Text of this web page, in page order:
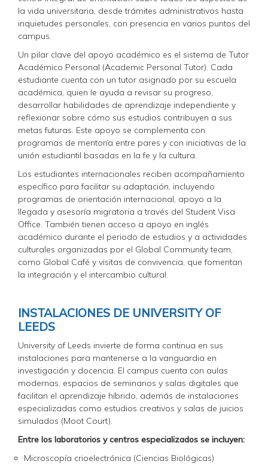
la vida universitaria, desde trámites administrativos hasta
inquietudes personales, con presencia en varios puntos del
campus.
Un pilar clave del apoyo académico es el sistema de Tutor
Académico Personal (Academic Personal Tutor). Cada
estudiante cuenta con un tutor asignado por su escuela
académica, quien le ayuda a revisar su progreso,
desarrollar habilidades de aprendizaje independiente y
reflexionar sobre cómo sus estudios contribuyen a sus
metas futuras. Este apoyo se complementa con
programas de mentoría entre pares y con iniciativas de la
unión estudiantil basadas en la fe y la cultura.
Los estudiantes internacionales reciben acompañamiento
específico para facilitar su adaptación, incluyendo
programas de orientación internacional, apoyo a la
llegada y asesoría migratoria a través del Student Visa
Office. También tienen acceso a apoyo en inglés
académico durante el periodo de estudios y a actividades
culturales organizadas por el Global Community team,
como Global Café y visitas de convivencia, que fomentan
la integración y el intercambio cultural.
INSTALACIONES DE UNIVERSITY OF
LEEDS
University of Leeds invierte de forma continua en sus
instalaciones para mantenerse a la vanguardia en
investigación y docencia. El campus cuenta con aulas
modernas, espacios de seminarios y salas digitales que
facilitan el aprendizaje híbrido, además de instalaciones
especializadas como estudios creativos y salas de juicios
simulados (Moot Court).
Entre los laboratorios y centros especializados se incluyen:
Microscopía crioelectrónica (Ciencias Biológicas)